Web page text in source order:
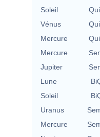
Soleil
Vénus
Mercure
Mercure
Jupiter
Lune
Soleil
Uranus
Mercure